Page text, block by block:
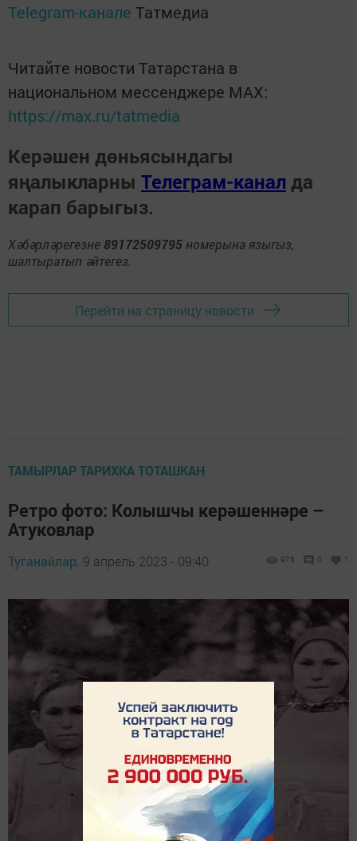
Telegram-канале Татмедиа
Читайте новости Татарстана в
национальном мессенджере MАХ:
https://max.ru/tatmedia
Керәшен дөньясындагы
яңалыкларны Телеграм-канал да
карап барыгыз.
Хәбәрләрегезне 89172509795 номерына языгыз,
шалтыратып әйтегез.
Перейти на страницу новости
ТАМЫРЛАР ТАРИХКА ТОТАШКАН
Ретро фото: Колышчы керәшеннәре –
Атуковлар
Туганайлар, 9 апрель 2023 - 09:40 975 0 1